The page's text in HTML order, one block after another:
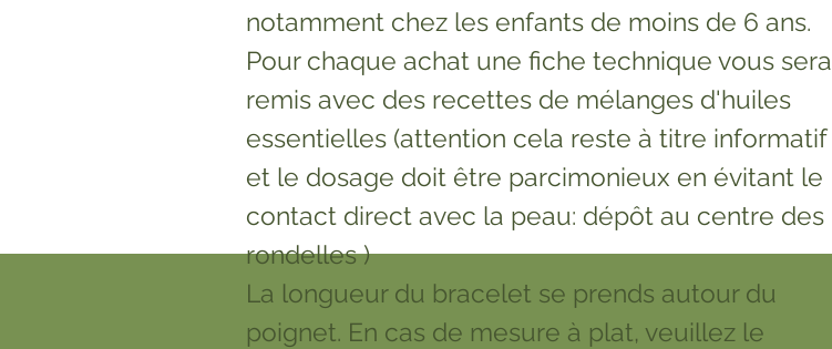
notamment chez les enfants de moins de 6 ans.
Pour chaque achat une fiche technique vous sera
remis avec des recettes de mélanges d'huiles
essentielles (attention cela reste à titre informatif
et le dosage doit être parcimonieux en évitant le
contact direct avec la peau: dépôt au centre des
rondelles )
La longueur du bracelet se prends autour du
poignet. En cas de mesure à plat, veuillez le